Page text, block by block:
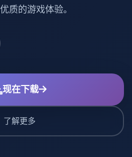
质的游戏体验。
现在下载
了解更多